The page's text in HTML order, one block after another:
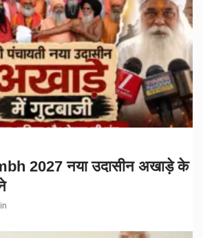
2027 नया उदासीन अखाड़े के